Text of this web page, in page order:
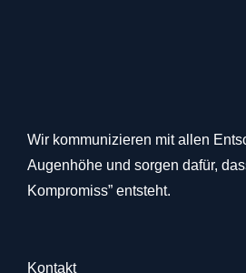
Wir kommunizieren mit allen
Augenhöhe und sorgen dafür,
Kompromiss” entsteht.
Kontakt